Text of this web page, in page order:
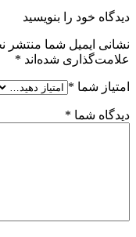
دیدگاه خود را بنویسید
نشانی ایمیل شما منتشر
علامت‌گذاری شده‌اند *
امتیاز شما *
دیدگاه شما *